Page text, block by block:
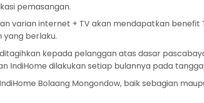
pemasangan.
varian internet + TV akan mendapatkan benefit
berlaku.
kepada pelanggan atas dasar
IndiHome dilakukan setiap bulannya pada
Bolaang Mongondow, baik sebagian